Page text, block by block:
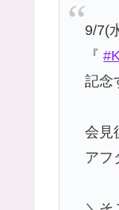
9/7(
『
記念
会見
アフ